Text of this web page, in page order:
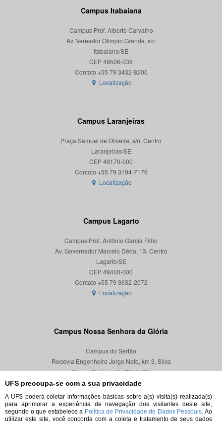
UFS preocupa-se com a sua privacidade
A UFS poderá coletar informações básicas sobre a(s) visita(s) realizada(s)
para aprimorar a experiência de navegação dos visitantes deste site,
segundo o que estabelece a Política de Privacidade de Dados Pessoais. Ao
utilizar este site, você concorda com a coleta e tratamento de seus dados
Campus Itabaiana
Campus Prof. Alberto Carvalho
Av. Vereador Olímpio Grande, s/n
Itabaiana/SE
CEP 49506-036
Localização
Campus Laranjeiras
Praça Samuel de Oliveira, s/n, Centro
Laranjeiras/SE
CEP 49170-000
Localização
Campus Lagarto
Campus Prof. Antônio Garcia Filho
Av. Governador Marcelo Déda, 13, Centro
Lagarto/SE
CEP 49400-000
Localização
Campus Nossa Senhora da Glória
Campus do Sertão
Rodovia Engenheiro Jorge Neto, km 3, Silos
Nossa Senhora da Glória/SE
CEP 49680-000
Localização